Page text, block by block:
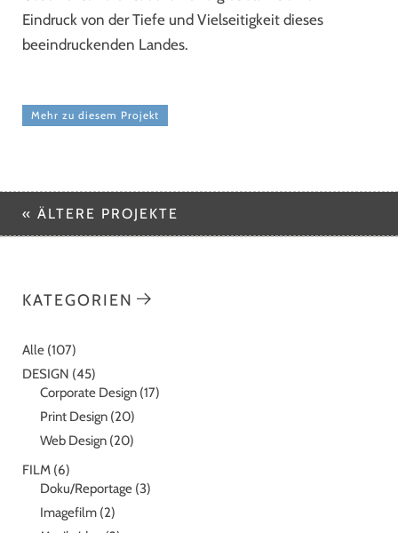
Eindruck von der Tiefe und Vielseitigkeit dieses
beeindruckenden Landes.
Mehr zu diesem Projekt
« ÄLTERE PROJEKTE
KATEGORIEN
Alle (107)
DESIGN (45)
Corporate Design (17)
Print Design (20)
Web Design (20)
FILM (6)
Doku/Reportage (3)
Imagefilm (2)